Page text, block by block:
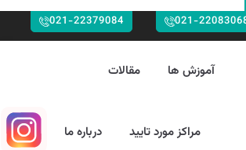
021-
021-22379084
آموزش ها مقالات
مراکز مورد تایید درباره ما